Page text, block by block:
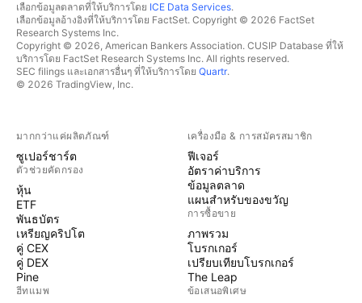
เลือกข้อมูลตลาดที่ให้บริการโดย ICE Data Services.
เลือกข้อมูลอ้างอิงที่ให้บริการโดย FactSet. Copyright © 2026 FactSet
Research Systems Inc.
Copyright © 2026, American Bankers Association. CUSIP Database ที่ให้
บริการโดย FactSet Research Systems Inc. All rights reserved.
SEC filings และเอกสารอื่นๆ ที่ให้บริการโดย Quartr.
© 2026 TradingView, Inc.
มากกว่าแค่ผลิตภัณฑ์
ซูเปอร์ชาร์ต
ตัวช่วยคัดกรอง
หุ้น
ETF
พันธบัตร
เหรียญคริปโต
คู่ CEX
คู่ DEX
Pine
ฮีทแมพ
เครื่องมือ & การสมัครสมาชิก
ฟีเจอร์
อัตราค่าบริการ
ข้อมูลตลาด
แผนสำหรับของขวัญ
การซื้อขาย
ภาพรวม
โบรกเกอร์
เปรียบเทียบโบรกเกอร์
The Leap
ข้อเสนอพิเศษ